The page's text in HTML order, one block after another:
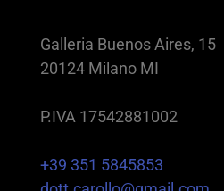
Galleria Buenos Aires, 15
20124 Milano MI
P.IVA 17542881002
+39 351 5845853